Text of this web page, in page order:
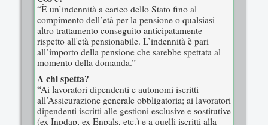
“È un’indennità a carico dello Stato fino al
compimento dell’età per la pensione o qualsiasi
altro trattamento conseguito anticipatamente
rispetto all'età pensionabile. L’indennità è pari
all’importo della pensione che sarebbe spettata al
momento della domanda.”
A chi spetta?
“Ai lavoratori dipendenti e autonomi iscritti
all’Assicurazione generale obbligatoria; ai lavoratori
dipendenti iscritti alle gestioni esclusive e sostitutive
(ex Inpdap, ex Enpals, etc.) e a quelli iscritti alla